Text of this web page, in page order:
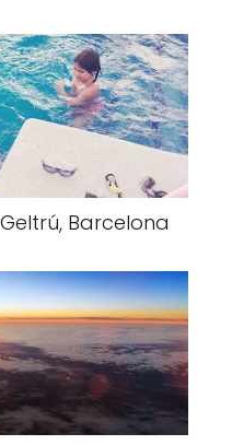
Barcelona